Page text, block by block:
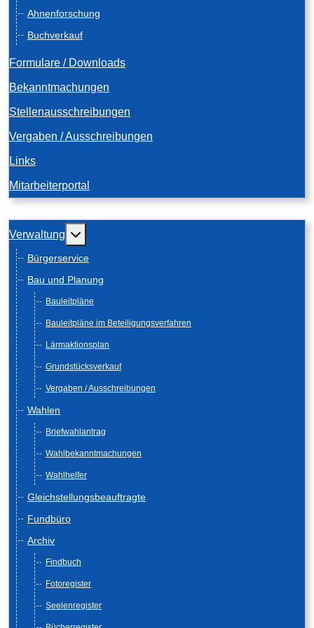
Ahnenforschung
Buchverkauf
Formulare / Downloads
Bekanntmachungen
Stellenausschreibungen
Vergaben / Ausschreibungen
Links
Mitarbeiterportal
Verwaltung Weitere Informationen: Verwaltung
Bürgerservice
Bau und Planung
Bauleitpläne
Bauleitpläne im Beteiligungsverfahren
Lärmaktionsplan
Grundstücksverkauf
Vergaben / Ausschreibungen
Wahlen
Briefwahlantrag
Wahlbekanntmachungen
Wahlhelfer
Gleichstellungsbeauftragte
Fundbüro
Archiv
Findbuch
Fotoregister
Seelenregister